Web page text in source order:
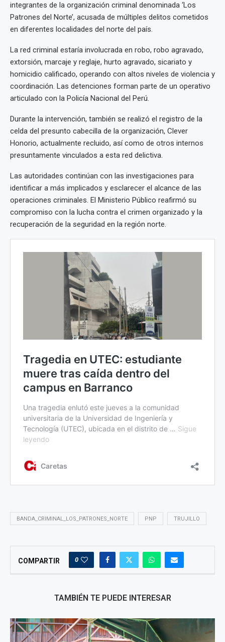
integrantes de la organización criminal denominada ‘Los
Patrones del Norte’, acusada de múltiples delitos cometidos
en diferentes localidades del norte del país.
La red criminal estaría involucrada en robo, robo agravado,
extorsión, marcaje y reglaje, hurto agravado, sicariato y
homicidio calificado, operando con altos niveles de violencia y
coordinación. Las detenciones forman parte de un operativo
articulado con la Policía Nacional del Perú.
Durante la intervención, también se realizó el registro de la
celda del presunto cabecilla de la organización, Clever
Honorio, actualmente recluido, así como de otros internos
presuntamente vinculados a esta red delictiva.
Las autoridades continúan con las investigaciones para
identificar a más implicados y esclarecer el alcance de las
operaciones criminales. El Ministerio Público reafirmó su
compromiso con la lucha contra el crimen organizado y la
recuperación de la seguridad en la región norte.
BANDA_CRIMINAL_LOS_PATRONES_NORTE PNP TRUJILLO
COMPARTIR 0
TAMBIÉN TE PUEDE INTERESAR